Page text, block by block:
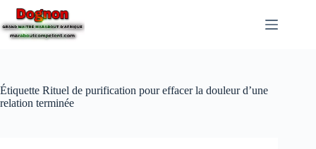
Étiquette Rituel de purification pour effacer la douleur d’une
relation terminée